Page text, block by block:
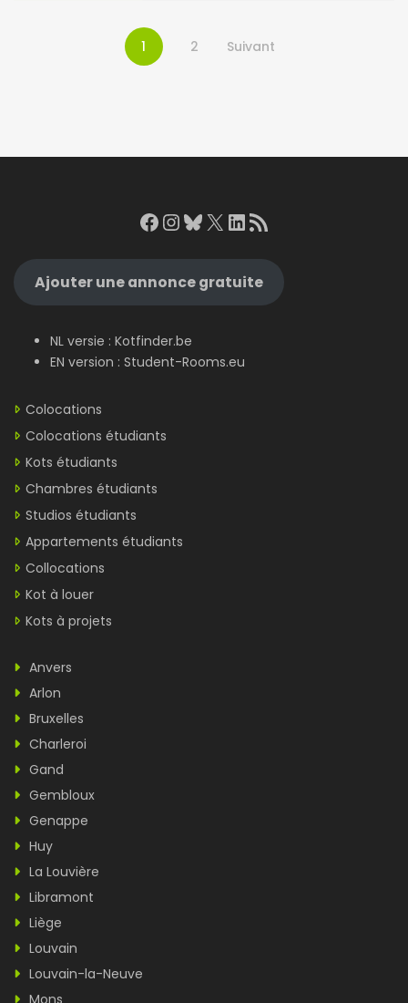
1 2 Suivant
Facebook
Instagram
Bluesky
X LinkedIn
RSS Feed
Ajouter une annonce gratuite
NL versie : Kotfinder.be
EN version : Student-Rooms.eu
Colocations
Colocations étudiants
Kots étudiants
Chambres étudiants
Studios étudiants
Appartements étudiants
Collocations
Kot à louer
Kots à projets
Anvers
Arlon
Bruxelles
Charleroi
Gand
Gembloux
Genappe
Huy
La Louvière
Libramont
Liège
Louvain
Louvain-la-Neuve